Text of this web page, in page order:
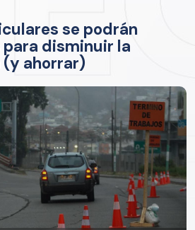
se podrán
disminuir la
ahorrar)